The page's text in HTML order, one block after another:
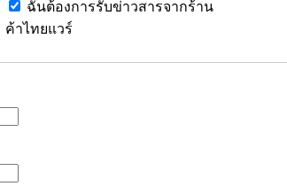
ฉันต้องการรับข่าวสารจากร้าน
ค้าไทยแวร์